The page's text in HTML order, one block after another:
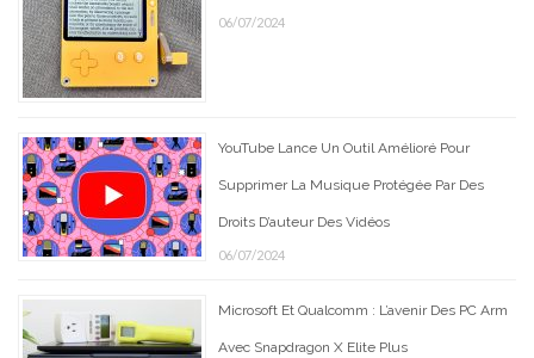
06/07/2024
YouTube Lance Un Outil Amélioré Pour
Supprimer La Musique Protégée Par Des
Droits D’auteur Des Vidéos
06/07/2024
Microsoft Et Qualcomm : L’avenir Des PC Arm
Avec Snapdragon X Elite Plus